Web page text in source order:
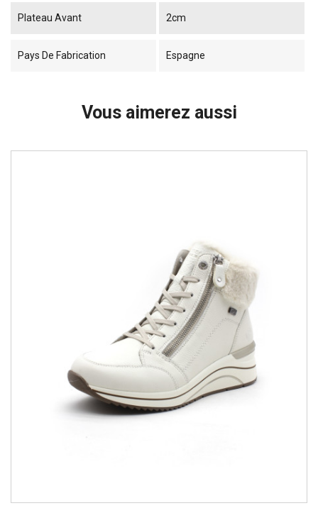
Plateau Avant 2cm
Pays De Fabrication Espagne
Vous aimerez aussi